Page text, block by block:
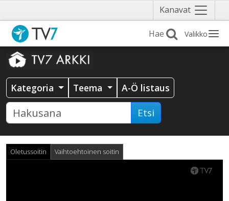
Kanavat Näytä
valikko
Valikko
Kategoria Teema A-Ö listaus
Etsi
Oletussoitin Vaihtoehtoinen soitin